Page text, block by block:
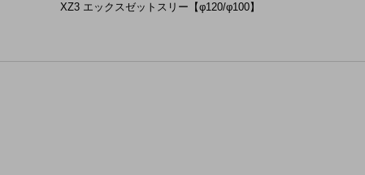
XZ3 エックスゼットスリー【φ120/φ100】